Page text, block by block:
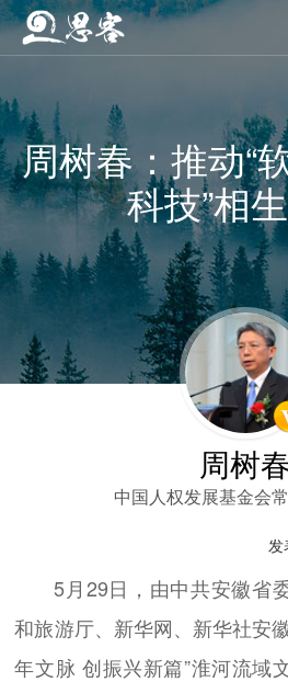
周树春：推动“
科技”相
周树
中国人权发展基金会
发
5月29日，由中共安徽省
和旅游厅、新华网、新华社安
年文脉 创振兴新篇”淮河流域